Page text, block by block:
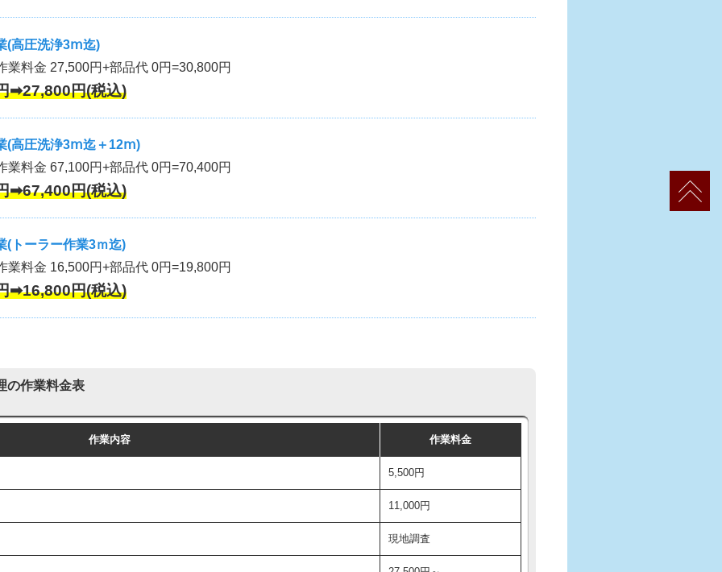
(高圧洗浄3ⅿ迄)
業料金 27,500円+部品代 0円=30,800円
➡27,800円(税込)
(高圧洗浄3ⅿ迄＋12ⅿ)
業料金 67,100円+部品代 0円=70,400円
➡67,400円(税込)
(トーラー作業3ｍ迄)
業料金 16,500円+部品代 0円=19,800円
➡16,800円(税込)
の作業料金表
作業内容 作業料金
5,500円
11,000円
現地調査